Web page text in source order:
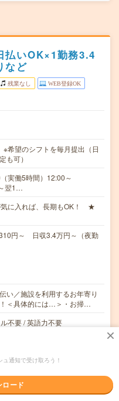
払いOK×1勤務3.4
など
残業なし WEB登録OK
希望のシフトを毎月提出（日
も可）
実働5時間）12:00～
翌1…
に入れば、長期もOK！ ★
円～ 日収3.4万円～（夜勤
い／施設を利用するお年寄り
＜具体的には…＞・お掃…
不要 / 英語力不要
募集中！履歴書不…
通知で受け取ろう！
ード